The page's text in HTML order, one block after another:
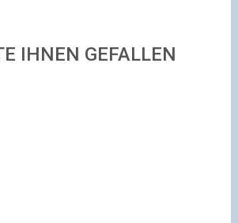
IHNEN GEFALLEN